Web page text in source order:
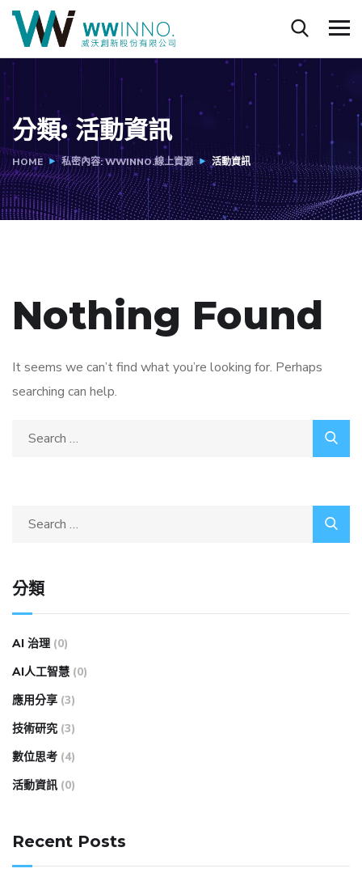
分類:活動資訊
HOME 私密內容: WWINNO.線上資源 活動資訊
Nothing Found
It seems we can’t find what you’re looking for. Perhaps
searching can help.
分類
AI 治理 (0)
AI人工智慧 (0)
應用分享 (3)
技術研究 (3)
數位思考 (4)
活動資訊 (0)
Recent Posts